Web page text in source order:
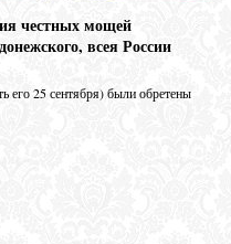
честных мощей
всея России
его 25 сен­тяб­ря) бы­ли об­ре­те­ны